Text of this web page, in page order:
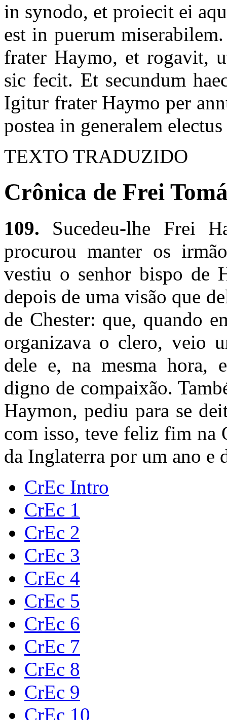
in synodo, et proiecit ei
est in puerum
frater Haymo, et rogavit,
sic fecit. Et secundum
Igitur frater Haymo per
postea in generalem electus
TEXTO TRADUZIDO
Crônica de Frei
109. Sucedeu-lhe Frei
procurou manter os
vestiu o senhor bispo de
depois de uma visão que
de Chester: que, quando
organizava o clero, veio
dele e, na mesma hora,
digno de compaixão.
Haymon, pediu para se
com isso, teve feliz fim
da Inglaterra por um ano e
CrEc Intro
CrEc 1
CrEc 2
CrEc 3
CrEc 4
CrEc 5
CrEc 6
CrEc 7
CrEc 8
CrEc 9
CrEc 10